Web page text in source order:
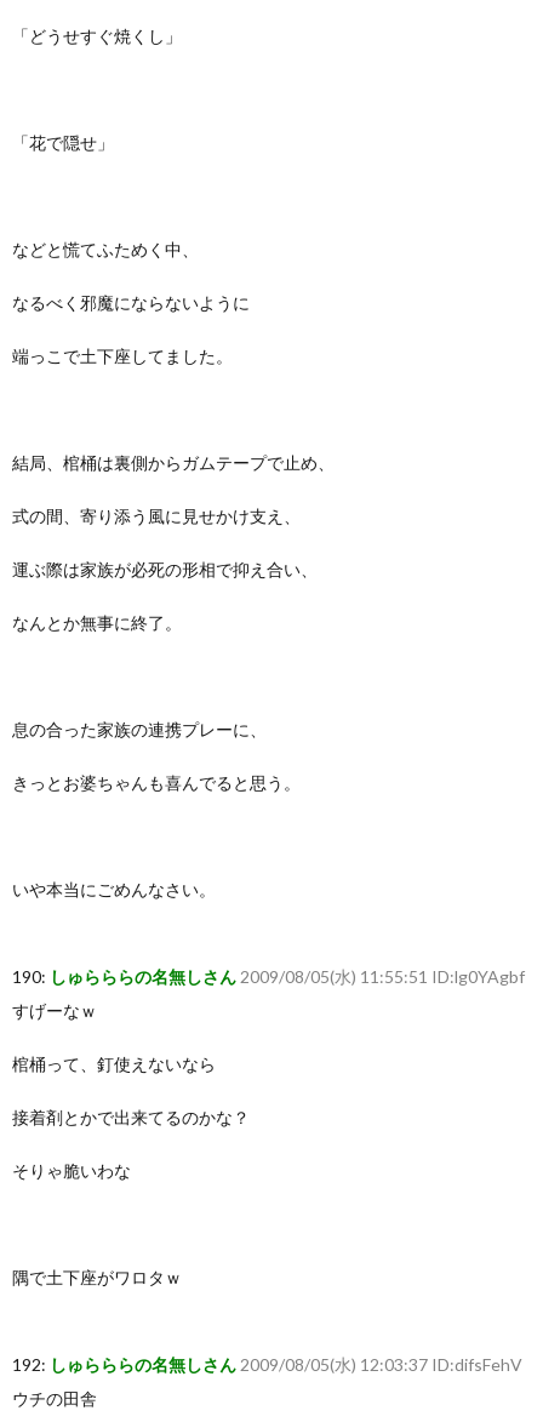
「どうせすぐ焼くし」
「花で隠せ」
などと慌てふためく中、
なるべく邪魔にならないように
端っこで土下座してました。
結局、棺桶は裏側からガムテープで止め、
式の間、寄り添う風に見せかけ支え、
運ぶ際は家族が必死の形相で抑え合い、
なんとか無事に終了。
息の合った家族の連携プレーに、
きっとお婆ちゃんも喜んでると思う。
いや本当にごめんなさい。
190: しゅらららの名無しさん 2009/08/05(水) 11:55:51 ID:lg0YAgbf
すげーなｗ
棺桶って、釘使えないなら
接着剤とかで出来てるのかな？
そりゃ脆いわな
隅で土下座がワロタｗ
192: しゅらららの名無しさん 2009/08/05(水) 12:03:37 ID:difsFehV
ウチの田舎